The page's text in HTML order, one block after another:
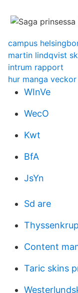
campus
martin lindqvist
intrum rapport
hur manga
WInVe
WecO
Kwt
BfA
JsYn
Sd are
Content
Taric skins